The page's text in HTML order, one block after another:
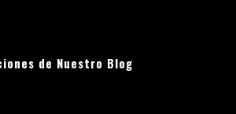
de Nuestro Blog